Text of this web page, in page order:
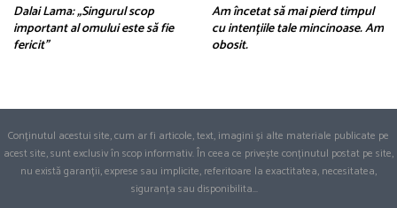
Dalai Lama: „Singurul scop
important al omului este să fie
fericit”
Am încetat să mai pierd timpul
cu intențiile tale mincinoase. Am
obosit.
Conținutul acestui site, cum ar fi articole, text, imagini și alte materiale publicate pe
acest site, sunt exclusiv în scop informativ. În ceea ce privește conținutul postat pe site,
nu există garanții, exprese sau implicite, referitoare la exactitatea, necesitatea,
siguranța sau disponibilita...